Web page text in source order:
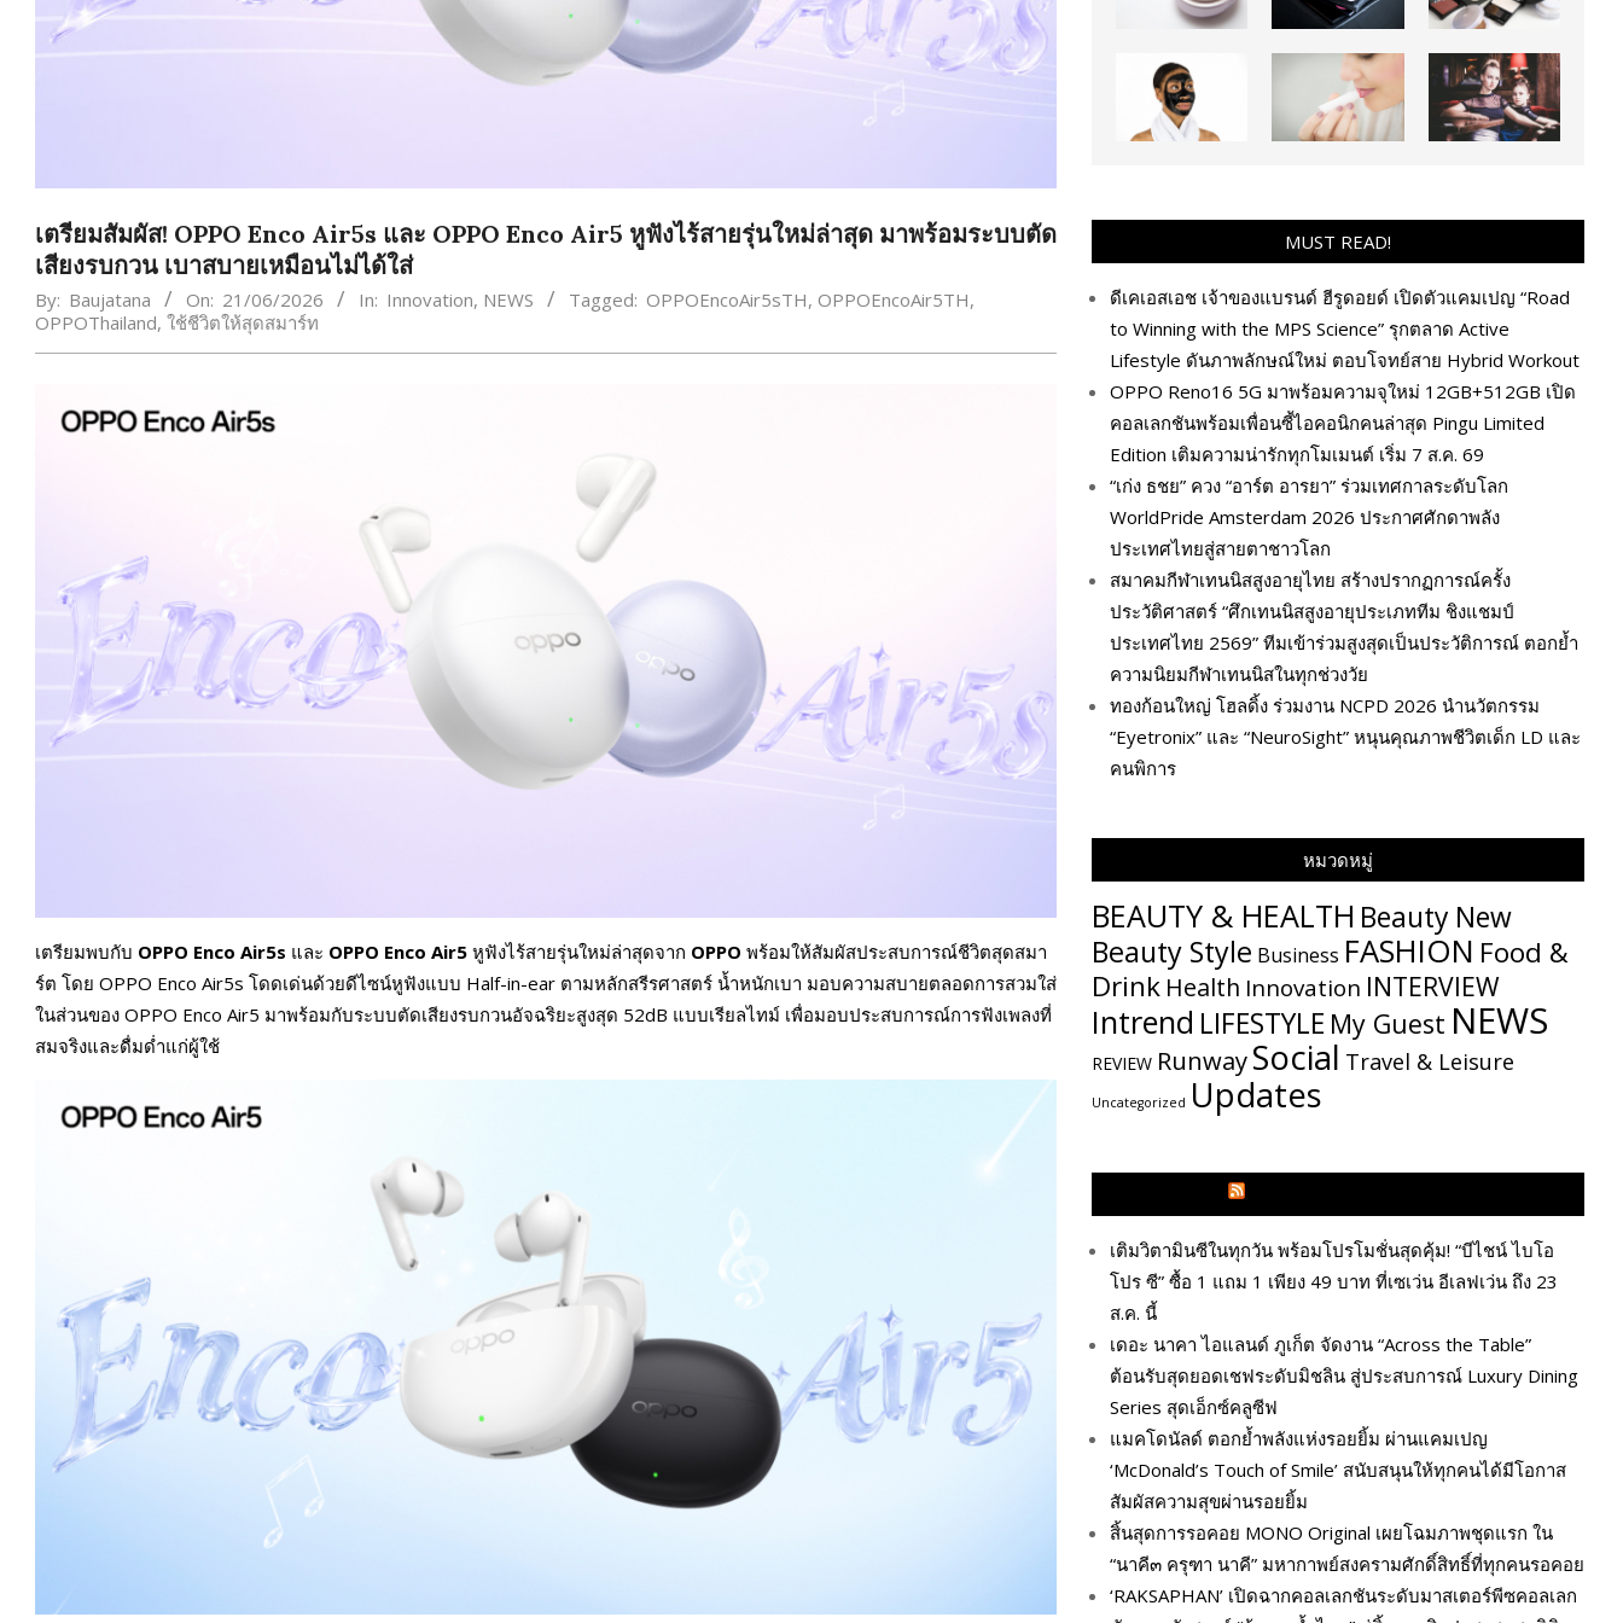
เตรียมสัมผัส! OPPO Enco Air5s และ OPPO Enco Air5 หูฟังไร้สายรุ่นใหม่ล่าสุด มาพร้อมระบบตัด
เสียงรบกวน เบาสบายเหมือนไม่ได้ใส่
By: Baujatana On: 21/06/2026 In: Innovation, NEWS Tagged: OPPOEncoAir5sTH, OPPOEncoAir5TH,
OPPOThailand, ใช้ชีวิตให้สุดสมาร์ท
เตรียมพบกับ OPPO Enco Air5s และ OPPO Enco Air5 หูฟังไร้สายรุ่นใหม่ล่าสุดจาก OPPO พร้อมให้สัมผัสประสบการณ์ชีวิตสุดสมา
ร์ต โดย OPPO Enco Air5s โดดเด่นด้วยดีไซน์หูฟังแบบ Half-in-ear ตามหลักสรีรศาสตร์ น้ำหนักเบา มอบความสบายตลอดการสวมใส่
ในส่วนของ OPPO Enco Air5 มาพร้อมกับระบบตัดเสียงรบกวนอัจฉริยะสูงสุด 52dB แบบเรียลไทม์ เพื่อมอบประสบการณ์การฟังเพลงที่
สมจริงและดื่มด่ำแก่ผู้ใช้
MUST READ!
ดีเคเอสเอช เจ้าของแบรนด์ ฮีรูดอยด์ เปิดตัวแคมเปญ “Road
to Winning with the MPS Science” รุกตลาด Active
Lifestyle ดันภาพลักษณ์ใหม่ ตอบโจทย์สาย Hybrid Workout
OPPO Reno16 5G มาพร้อมความจุใหม่ 12GB+512GB เปิด
คอลเลกชันพร้อมเพื่อนซี้ไอคอนิกคนล่าสุด Pingu Limited
Edition เติมความน่ารักทุกโมเมนต์ เริ่ม 7 ส.ค. 69
“เก่ง ธชย” ควง “อาร์ต อารยา” ร่วมเทศกาลระดับโลก
WorldPride Amsterdam 2026 ประกาศศักดาพลัง
ประเทศไทยสู่สายตาชาวโลก
สมาคมกีฬาเทนนิสสูงอายุไทย สร้างปรากฏการณ์ครั้ง
ประวัติศาสตร์ “ศึกเทนนิสสูงอายุประเภททีม ชิงแชมป์
ประเทศไทย 2569” ทีมเข้าร่วมสูงสุดเป็นประวัติการณ์ ตอกย้ำ
ความนิยมกีฬาเทนนิสในทุกช่วงวัย
ทองก้อนใหญ่ โฮลดิ้ง ร่วมงาน NCPD 2026 นำนวัตกรรม
“Eyetronix” และ “NeuroSight” หนุนคุณภาพชีวิตเด็ก LD และ
คนพิการ
หมวดหมู่
BEAUTY & HEALTH Beauty New
Beauty Style Business FASHION Food &
Drink Health Innovation INTERVIEW
Intrend LIFESTYLE My​ Guest NEWS
REVIEW RunwaySocial Travel & Leisure
Uncategorized Updates
เติมวิตามินซีในทุกวัน พร้อมโปรโมชั่นสุดคุ้ม! “บีไชน์ ไบโอ
โปร ซี” ซื้อ 1 แถม 1 เพียง 49 บาท ที่เซเว่น อีเลฟเว่น ถึง 23
ส.ค. นี้
เดอะ นาคา ไอแลนด์ ภูเก็ต จัดงาน “Across the Table”
ต้อนรับสุดยอดเชฟระดับมิชลิน สู่ประสบการณ์ Luxury Dining
Series สุดเอ็กซ์คลูซีฟ
แมคโดนัลด์ ตอกย้ำพลังแห่งรอยยิ้ม ผ่านแคมเปญ
‘McDonald’s Touch of Smile’ สนับสนุนให้ทุกคนได้มีโอกาส
สัมผัสความสุขผ่านรอยยิ้ม
สิ้นสุดการรอคอย MONO Original เผยโฉมภาพชุดแรก ใน
“นาคี๓ ครุฑา นาคี” มหากาพย์สงครามศักดิ์สิทธิ์ที่ทุกคนรอคอย
‘RAKSAPHAN’ เปิดฉากคอลเลกชันระดับมาสเตอร์พีซคอลเลก